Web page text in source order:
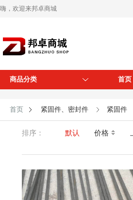
嗨，欢迎来邦卓商城
商品分类 首页
首页 紧固件、密封件 紧固件
排序： 默认 价格